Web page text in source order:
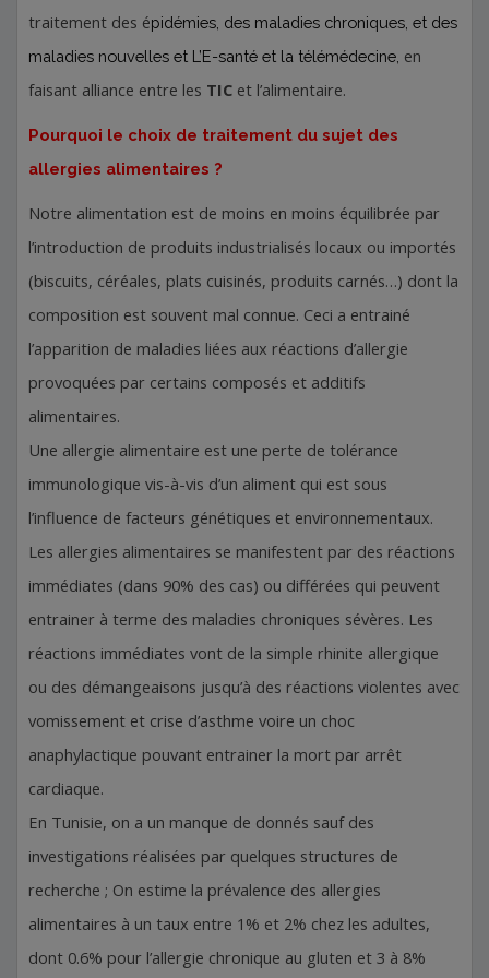
traitement des épidémies, des maladies chroniques, et des
maladies nouvelles et L’E-santé et la télémédecine, en
faisant alliance entre les TIC et l’alimentaire.
Pourquoi le choix de traitement du sujet des
allergies alimentaires ?
Notre alimentation est de moins en moins équilibrée par
l’introduction de produits industrialisés locaux ou importés
(biscuits, céréales, plats cuisinés, produits carnés…) dont la
composition est souvent mal connue. Ceci a entrainé
l’apparition de maladies liées aux réactions d’allergie
provoquées par certains composés et additifs
alimentaires.
Une allergie alimentaire est une perte de tolérance
immunologique vis-à-vis d’un aliment qui est sous
l’influence de facteurs génétiques et environnementaux.
Les allergies alimentaires se manifestent par des réactions
immédiates (dans 90% des cas) ou différées qui peuvent
entrainer à terme des maladies chroniques sévères. Les
réactions immédiates vont de la simple rhinite allergique
ou des démangeaisons jusqu’à des réactions violentes avec
vomissement et crise d’asthme voire un choc
anaphylactique pouvant entrainer la mort par arrêt
cardiaque.
En Tunisie, on a un manque de donnés sauf des
investigations réalisées par quelques structures de
recherche ; On estime la prévalence des allergies
alimentaires à un taux entre 1% et 2% chez les adultes,
dont 0.6% pour l’allergie chronique au gluten et 3 à 8%